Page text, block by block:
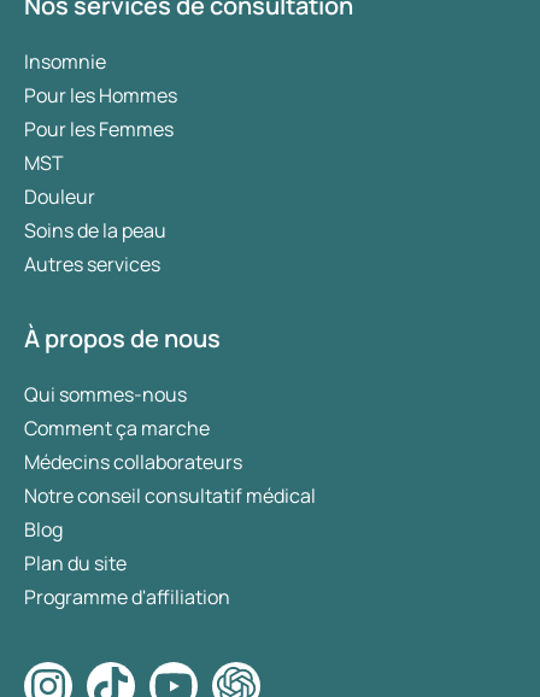
Insomnie
Pour les Hommes
Pour les Femmes
MST
Douleur
Soins de la peau
Autres services
À propos de nous
Qui sommes-nous
Comment ça marche
Médecins collaborateurs
Notre conseil consultatif médical
Blog
Plan du site
Programme d'affiliation